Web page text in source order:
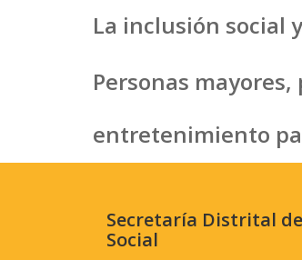
La inclusión social
Personas
entretenimiento
Secretaría Distrital
Social